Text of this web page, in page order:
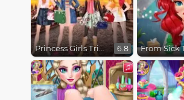
Princess Girls Trip To Europe 6.8